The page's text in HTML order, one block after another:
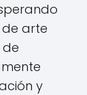
arte
de
y